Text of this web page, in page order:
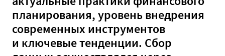
планирования, уровень внедрения
современных инструментов
и ключевые тенденции. Сбор